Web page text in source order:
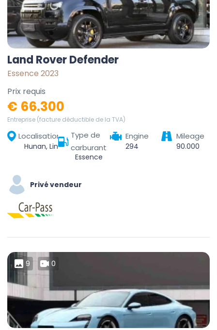
Land Rover Defender
Essence 2023
Prix requis
€ 66.300
Entreprise (facture déductible de la TVA)
Localisation
Hunan, Linchuan District, Fuzhou City, Jiangxi, China
Type de
carburant
Essence
Engine
294
Mileage
90.000
Privé vendeur
9 0